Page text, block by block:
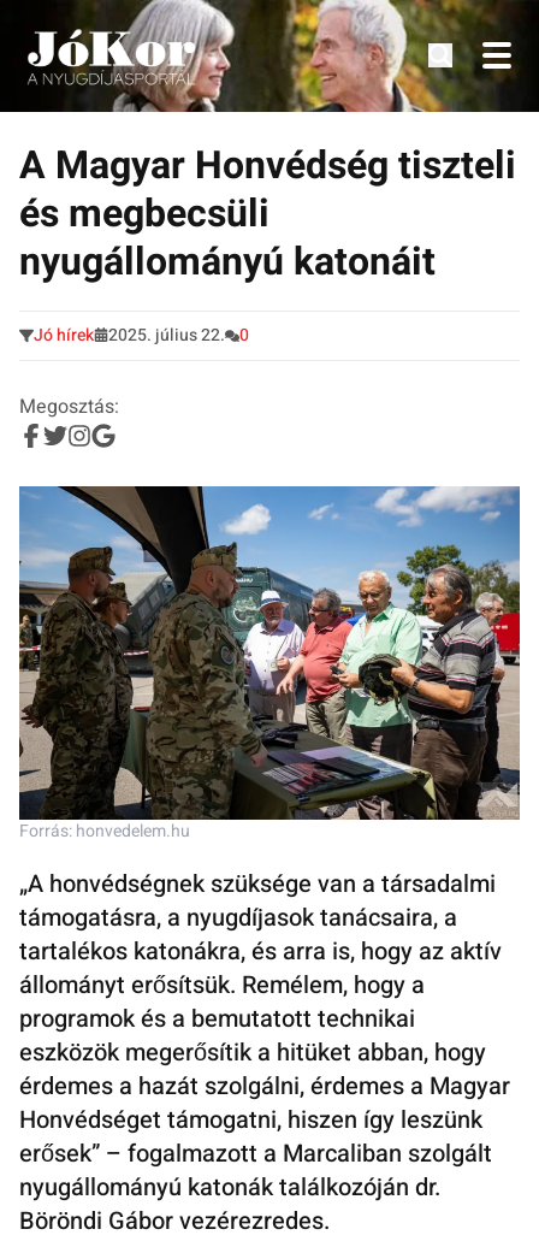
Tovább
tartalomra
Tudnivalók, érdekességek idősek számára.
A Magyar Honvédség tiszteli
és megbecsüli
nyugállományú katonáit
Jó hírek 2025. július 22. 0
Megosztás:
Forrás: honvedelem.hu
„A honvédségnek szüksége van a társadalmi
támogatásra, a nyugdíjasok tanácsaira, a
tartalékos katonákra, és arra is, hogy az aktív
állományt erősítsük. Remélem, hogy a
programok és a bemutatott technikai
eszközök megerősítik a hitüket abban, hogy
érdemes a hazát szolgálni, érdemes a Magyar
Honvédséget támogatni, hiszen így leszünk
erősek” – fogalmazott a Marcaliban szolgált
nyugállományú katonák találkozóján dr.
Böröndi Gábor vezérezredes.